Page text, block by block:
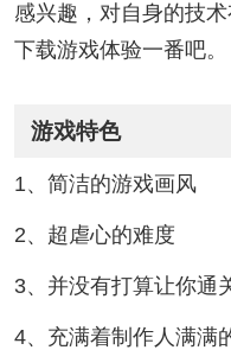
感兴趣，对自身的技
下载游戏体验一番吧。
游戏特色
1、简洁的游戏画风
2、超虐心的难度
3、并没有打算让你通
4、充满着制作人满满